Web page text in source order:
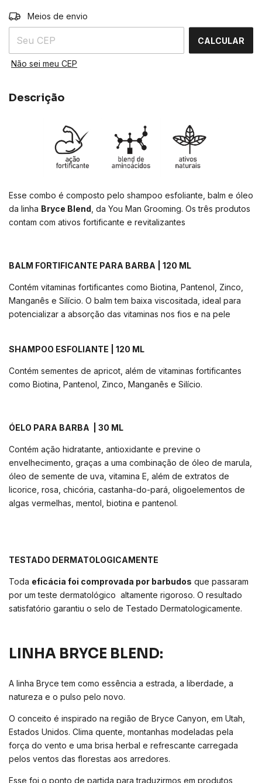
Entregas para o CEP:
Meios de envio
CALCULAR
Não sei meu CEP
Descrição
Esse combo é composto pelo shampoo esfoliante, balm e óleo
da linha Bryce Blend , da You Man Grooming. Os três produtos
contam com ativos fortificante e revitalizantes
BALM FORTIFICANTE PARA BARBA | 120 ML
Contém vitaminas fortificantes como Biotina, Pantenol, Zinco,
Manganês e Silício. O balm tem baixa viscositada, ideal para
potencializar a absorção das vitaminas nos fios e na pele
SHAMPOO ESFOLIANTE | 120 ML
Contém sementes de apricot, além de vitaminas fortificantes
como Biotina, Pantenol, Zinco, Manganês e Silício.
ÓELO PARA BARBA | 30 ML
Contém ação hidratante, antioxidante e previne o
envelhecimento, graças a uma combinação de óleo de marula,
óleo de semente de uva, vitamina E, além de extratos de
licorice, rosa, chicória, castanha-do-pará, oligoelementos de
algas vermelhas, mentol, biotina e pantenol.
TESTADO DERMATOLOGICAMENTE
Toda eficácia foi comprovada por barbudos que passaram
por um teste dermatológico altamente rigoroso. O resultado
satisfatório garantiu o selo de Testado Dermatologicamente.
LINHA BRYCE BLEND:
A linha Bryce tem como essência a estrada, a liberdade, a
natureza e o pulso pelo novo.
O conceito é inspirado na região de Bryce Canyon, em Utah,
Estados Unidos. Clima quente, montanhas modeladas pela
força do vento e uma brisa herbal e refrescante carregada
pelos ventos das florestas aos arredores.
Esse foi o ponto de partida para traduzirmos em produtos,